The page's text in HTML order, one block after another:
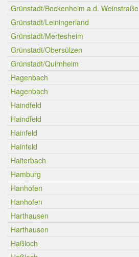
Grünstadt/Bockenheim a.d. Weinstraße
Grünstadt/Leiningerland
Grünstadt/Mertesheim
Grünstadt/Obersülzen
Grünstadt/Quirnheim
Hagenbach
Hagenbach
Haindfeld
Haindfeld
Hainfeld
Hainfeld
Haiterbach
Hamburg
Hanhofen
Hanhofen
Harthausen
Harthausen
Haßloch